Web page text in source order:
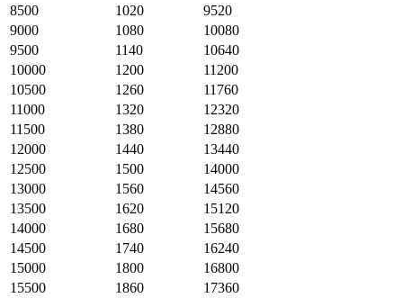
8500
1020
9520
9000
1080
10080
9500
1140
10640
10000
1200
11200
10500
1260
11760
11000
1320
12320
11500
1380
12880
12000
1440
13440
12500
1500
14000
13000
1560
14560
13500
1620
15120
14000
1680
15680
14500
1740
16240
15000
1800
16800
15500
1860
17360